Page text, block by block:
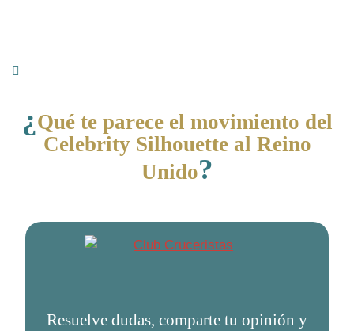
¿ Qué te parece el movimiento del
Celebrity Silhouette al Reino
Unido?
Resuelve dudas, comparte tu opinión y